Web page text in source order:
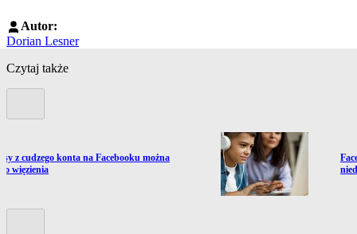
Autor:
Dorian Lesner
Czytaj także
do artykułu:
z cudzego konta na Facebooku można
więzienia